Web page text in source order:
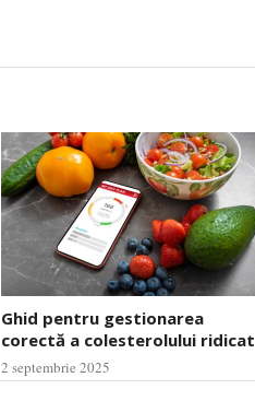
Ghid pentru gestionarea
corectă a colesterolului ridicat
2 septembrie 2025